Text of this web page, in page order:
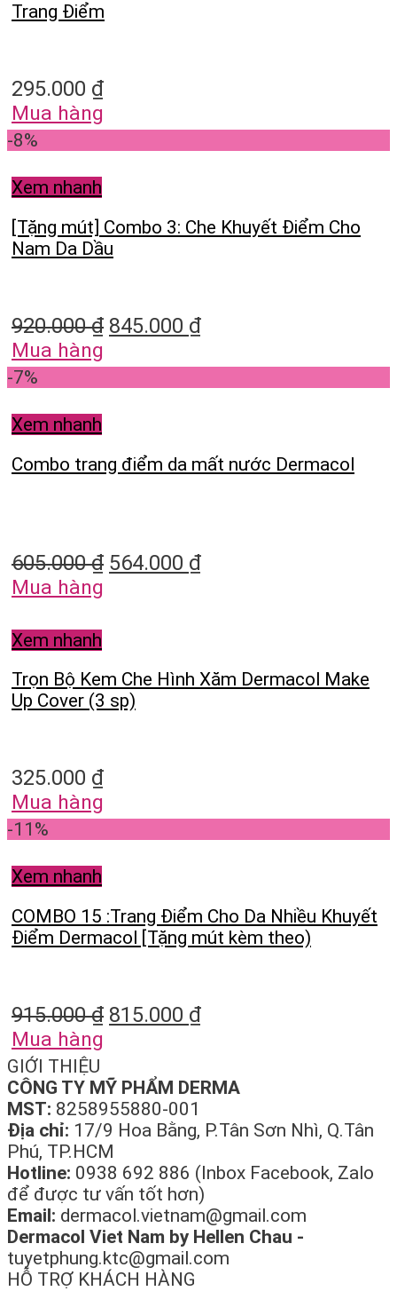
Trang Điểm
295.000 ₫
Mua hàng
-8%
Xem nhanh
[Tặng mút] Combo 3: Che Khuyết Điểm Cho
Nam Da Dầu
920.000₫ 845.000 ₫
Mua hàng
-7%
Xem nhanh
Combo trang điểm da mất nước Dermacol
605.000₫ 564.000 ₫
Mua hàng
Xem nhanh
Trọn Bộ Kem Che Hình Xăm Dermacol Make
Up Cover (3 sp)
325.000 ₫
Mua hàng
-11%
Xem nhanh
COMBO 15 :Trang Điểm Cho Da Nhiều Khuyết
Điểm Dermacol [Tặng mút kèm theo)
915.000₫ 815.000 ₫
Mua hàng
GIỚI THIỆU
CÔNG TY MỸ PHẨM DERMA
MST: 8258955880-001
Địa chỉ: 17/9 Hoa Bằng, P.Tân Sơn Nhì, Q.Tân
Phú, TP.HCM
Hotline: 0938 692 886 (Inbox Facebook, Zalo
để được tư vấn tốt hơn)
Email: dermacol.vietnam@gmail.com
Dermacol Viet Nam by Hellen Chau -
tuyetphung.ktc@gmail.com
HỖ TRỢ KHÁCH HÀNG